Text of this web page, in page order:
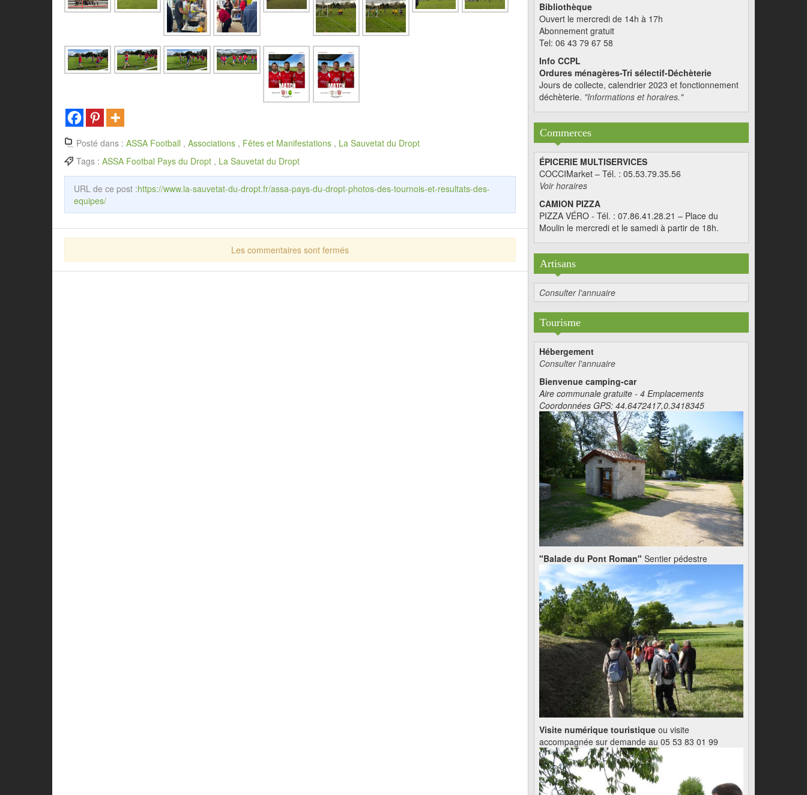
Posté dans : ASSA Football , Associations , Fêtes et Manifestations , La Sauvetat du Dropt
Tags : ASSA Footbal Pays du Dropt , La Sauvetat du Dropt
URL de ce post :https://www.la-sauvetat-du-dropt.fr/assa-pays-du-dropt-photos-des-tournois-et-resultats-des-
equipes/
Les commentaires sont fermés
Bibliothèque
Ouvert le mercredi de 14h à 17h
Abonnement gratuit
Tel: 06 43 79 67 58
Info CCPL
Ordures ménagères-Tri sélectif-Déchèterie
Jours de collecte, calendrier 2023 et fonctionnement
déchèterie. "Informations et horaires."
Commerces
ÉPICERIE MULTISERVICES
COCCIMarket – Tél. : 05.53.79.35.56
Voir horaires
CAMION PIZZA
PIZZA VÉRO - Tél. : 07.86.41.28.21 – Place du
Moulin le mercredi et le samedi à partir de 18h.
Artisans
Consulter l'annuaire
Tourisme
Hébergement
Consulter l'annuaire
Bienvenue camping-car
Aire communale gratuite - 4 Emplacements
Coordonnées GPS: 44.6472417,0.3418345
"Balade du Pont Roman" Sentier pédestre
Visite numérique touristique ou visite
accompagnée sur demande au 05 53 83 01 99